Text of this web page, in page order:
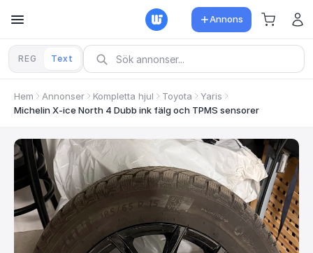
Annons
REG Text
Hem Annonser Kompletta hjul Toyota
Yaris
Michelin X-ice North 4 Dubb ink fälg och TPMS sensorer